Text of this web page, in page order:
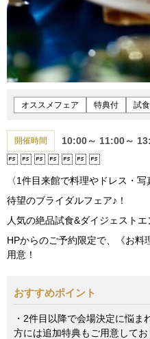
オススメフェア 特典付 試
開催時間 10:00～ 11:00～
〈1件目来館で料理やドレス・
待望のブライダルフェア♪！
人気の絶品試食&ダイジェスト
HPからのご予約限定で、《お
用意！
おすすめポイント
・2件目以降で会場決定に悩
方には追加特典もご用意して